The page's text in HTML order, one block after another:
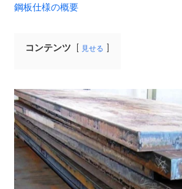
鋼板仕様の概要
コンテンツ 見せる